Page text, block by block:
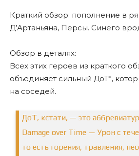
Краткий обзор: пополнение в
Д’Артаньяна, Персы. Синего
Обзор в деталях:
Всех этих героев из краткого
объединяет сильный ДоТ*,
на соседей.
ДоТ, кстати, — это
Damage over Time — Урон с
то есть горения, травления,